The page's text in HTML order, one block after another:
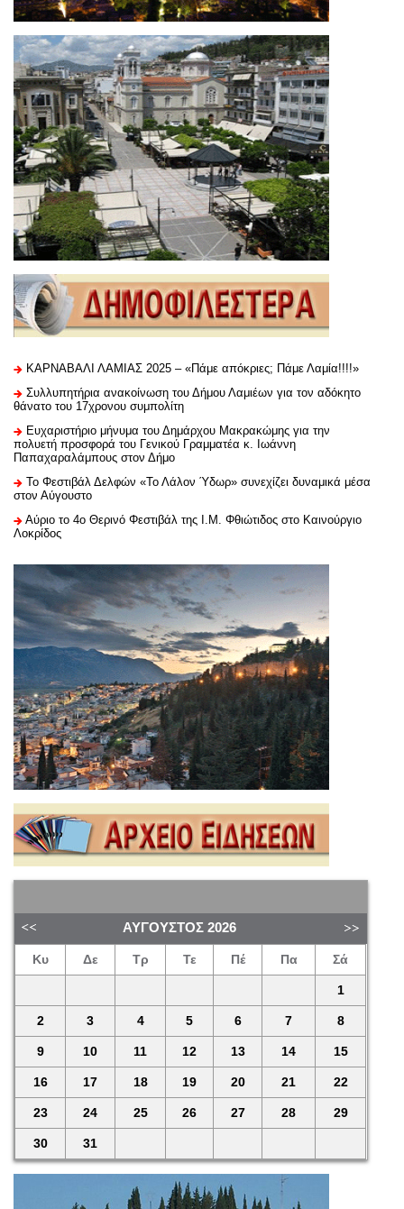
ΚΑΡΝΑΒΑΛΙ ΛΑΜΙΑΣ 2025 – «Πάμε απόκριες; Πάμε Λαμία!!!!»
Συλλυπητήρια ανακοίνωση του Δήμου Λαμιέων για τον αδόκητο
θάνατο του 17χρονου συμπολίτη
Ευχαριστήριo μήνυμα του Δημάρχου Μακρακώμης για την
πολυετή προσφορά του Γενικού Γραμματέα κ. Ιωάννη
Παπαχαραλάμπους στον Δήμο
Το Φεστιβάλ Δελφών «Το Λάλον Ύδωρ» συνεχίζει δυναμικά μέσα
στον Αύγουστο
Αύριο το 4ο Θερινό Φεστιβάλ της Ι.Μ. Φθιώτιδος στο Καινούργιο
Λοκρίδος
ΑΎΓΟΥΣΤΟΣ 2026
Κυ Δε Τρ Τε Πέ Πα Σά
1
2 3 4 5 6 7 8
9 10 11 12 13 14 15
16 17 18 19 20 21 22
23 24 25 26 27 28 29
30 31